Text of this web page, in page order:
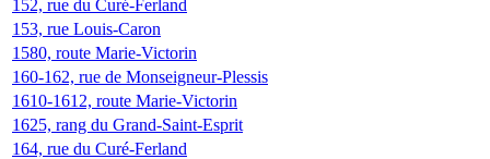
152, rue du Curé-Ferland
153, rue Louis-Caron
1580, route Marie-Victorin
160-162, rue de Monseigneur-Plessis
1610-1612, route Marie-Victorin
1625, rang du Grand-Saint-Esprit
164, rue du Curé-Ferland